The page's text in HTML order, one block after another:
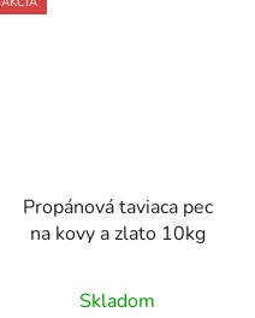
Propánová taviaca pec
na kovy a zlato 10kg
Skladom